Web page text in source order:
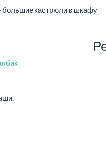
кастрюли в шкафу −